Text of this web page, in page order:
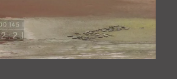
COLLECTIONS